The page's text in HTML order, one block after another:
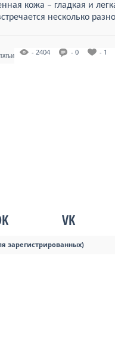
кожа – гладкая и
несколько
- 2404 - 0 - 1
VK
зарегистрированных)